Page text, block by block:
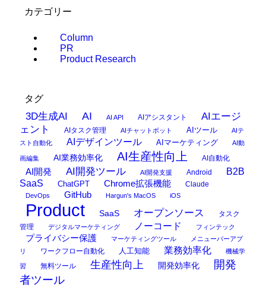
カテゴリー
Column
PR
Product Research
タグ
3D生成AI AI AI API AIアシスタント
AIエージ
ェント
AIタスク管理 AIチャットボット AIツール
AIテ
スト自動化
AIデザインツール AIマーケティング AI動
画編集 AI業務効率化 AI生産性向上 AI自動化
AI開発 AI開発ツール AI開発支援 Android
B2B
SaaS
ChatGPT Chrome拡張機能 Claude
DevOps GitHub Hargun's MacOS iOS
Product SaaS オープンソース
タスク
管理
デジタルマーケティング ノーコード フィンテック
プライバシー保護 マーケティングツール
メニューバーアプ
リ
ワークフロー自動化 人工知能 業務効率化 機械学
習 無料ツール 生産性向上 開発効率化
開発
者ツール